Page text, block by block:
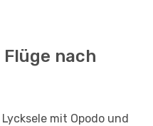
nach
mit Opodo und